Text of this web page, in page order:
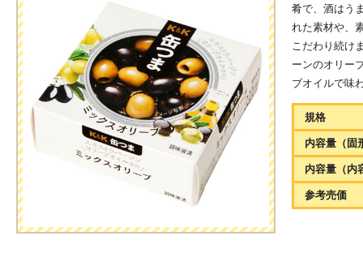
肴で、酒はう
れた素材や、
こだわり続け
ーンのオリー
ブオイルで味
規格
内容量（固
内容量（内
参考売価